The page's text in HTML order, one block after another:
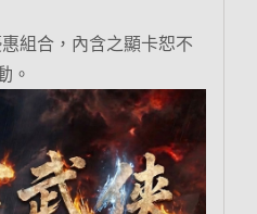
組合，內含之顯卡恕不
。